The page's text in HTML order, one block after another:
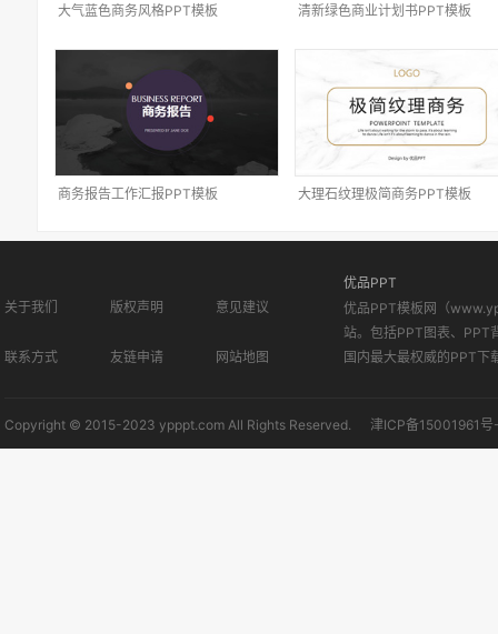
大气蓝色商务风格PPT模板 清新绿色商业计划书PPT模板
商务报告工作汇报PPT模板 大理石纹理极简商务PPT模板
关于我们 版权声明 意见建议
联系方式 友链申请 网站地图
优品PPT
优品PPT模板网（
站。包括PPT图表、PPT
国内最大最权威的PPT下
Copyright © 2015-2023 ypppt.com All Rights Reserved. 津ICP备15001961号